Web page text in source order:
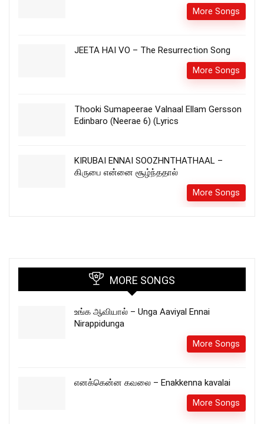
More Songs
JEETA HAI VO – The Resurrection Song
More Songs
Thooki Sumapeerae Valnaal Ellam Gersson
Edinbaro (Neerae 6) (Lyrics
KIRUBAI ENNAI SOOZHNTHATHAAL –
கிருபை என்னை சூழ்ந்ததால்
More Songs
MORE SONGS
உங்க ஆவியால் – Unga Aaviyal Ennai
Nirappidunga
More Songs
எனக்கென்ன கவலை – Enakkenna kavalai
More Songs